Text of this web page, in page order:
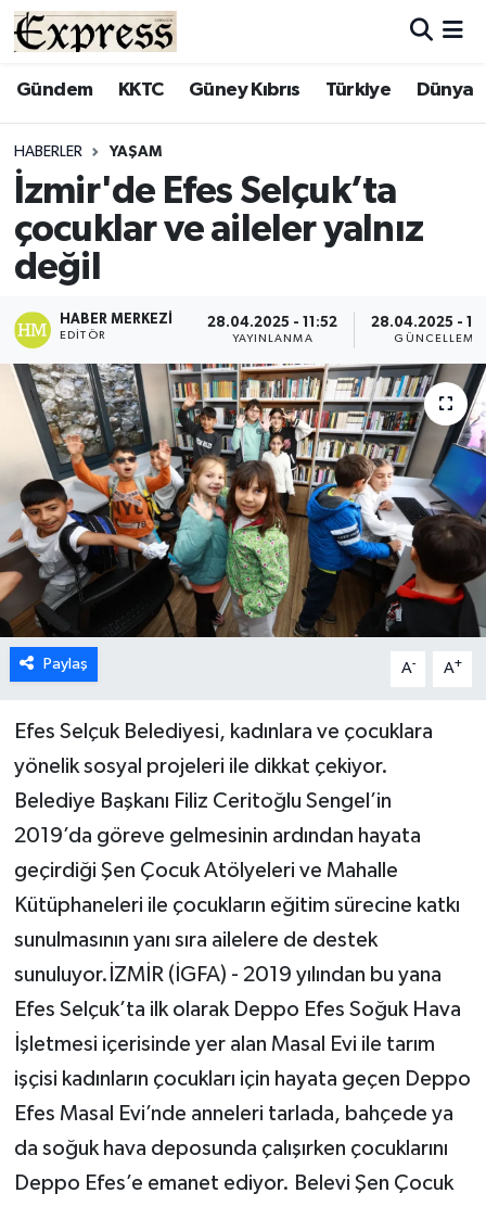
Gündem KKTC Güney Kıbrıs Türkiye Dünya
HABERLER YAŞAM
İzmir'de Efes Selçuk’ta
çocuklar ve aileler yalnız
değil
HABER MERKEZI
EDITÖR
28.04.2025 - 11:52
YAYINLANMA
28.04.2025 -
GÜNCELLEME
Paylaş A- A+
Efes Selçuk Belediyesi, kadınlara ve çocuklara
yönelik sosyal projeleri ile dikkat çekiyor.
Belediye Başkanı Filiz Ceritoğlu Sengel’in
2019’da göreve gelmesinin ardından hayata
geçirdiği Şen Çocuk Atölyeleri ve Mahalle
Kütüphaneleri ile çocukların eğitim sürecine katkı
sunulmasının yanı sıra ailelere de destek
sunuluyor.İZMİR (İGFA) - 2019 yılından bu yana
Efes Selçuk’ta ilk olarak Deppo Efes Soğuk Hava
İşletmesi içerisinde yer alan Masal Evi ile tarım
işçisi kadınların çocukları için hayata geçen Deppo
Efes Masal Evi’nde anneleri tarlada, bahçede ya
da soğuk hava deposunda çalışırken çocuklarını
Deppo Efes’e emanet ediyor. Belevi Şen Çocuk
ALAYKÖY
BİLİM
ÇATALKÖY
EKONOMİ
ENGLISH
ESENTEPE
GAZİMAĞUSA
GİRNE
GÜNEY KIBRIS
İÇ HABERLER
LAPTA
LEFKOŞA
MAGAZİN
Nöbetçi Eczaneler
SAĞLIK
Hava Durumu
Süper Lig Puan Durumu ve Fikstür
Tüm Manşetler